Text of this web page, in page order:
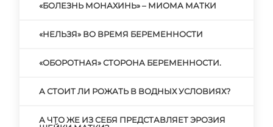
«БОЛЕЗНЬ МОНАХИНЬ» – МИОМА МАТКИ
«НЕЛЬЗЯ» ВО ВРЕМЯ БЕРЕМЕННОСТИ
«ОБОРОТНАЯ» СТОРОНА БЕРЕМЕННОСТИ.
А СТОИТ ЛИ РОЖАТЬ В ВОДНЫХ УСЛОВИЯХ?
А ЧТО ЖЕ ИЗ СЕБЯ ПРЕДСТАВЛЯЕТ ЭРОЗИЯ